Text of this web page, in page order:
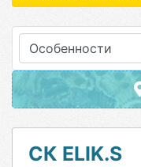
Особенности
СК ELIK.S